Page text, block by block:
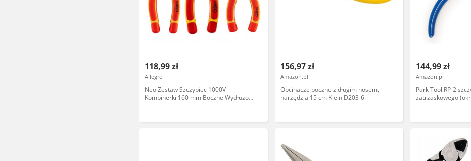
118,99 zł
Allegro
Neo Zestaw Szczypiec 1000V
Kombinerki 160 mm Boczne Wydłużone
156,97 zł
Amazon.pl
Obcinacze boczne z długim nosem,
narzędzia 15 cm Klein D203-6
144,99 zł
Amazon.pl
Park Tool RP-2
zatrzaskowego